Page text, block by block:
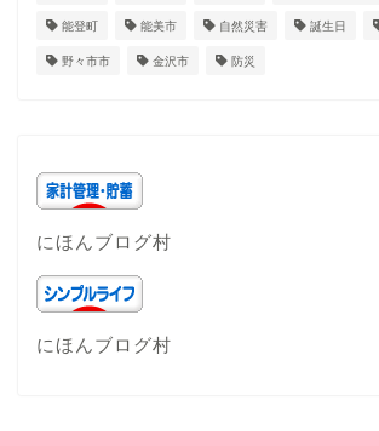
能登町 能美市 自然災害 誕生日
野々市市 金沢市 防災
にほんブログ村
にほんブログ村